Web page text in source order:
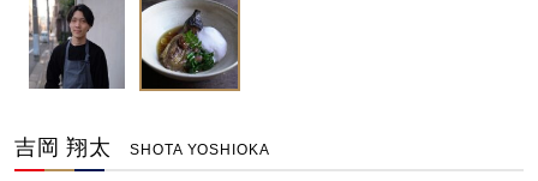
吉岡 翔太 SHOTA YOSHIOKA